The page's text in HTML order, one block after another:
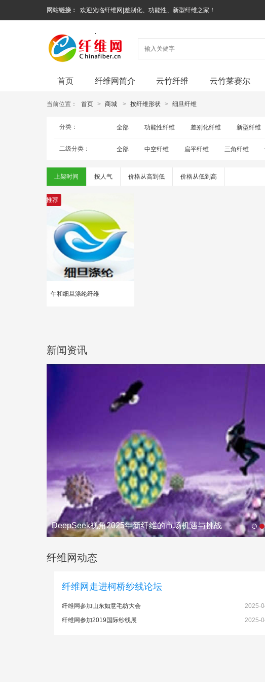
网站链接： 欢迎光临纤维网|差别化、功能性、新型纤维之家！
首页 纤维网简介 云竹纤维 云竹莱赛尔
当前位置： 首页 > 商城 > 按纤维形状 > 细旦纤维
分类： 全部 功能性纤维 差别化纤维 新型纤维
二级分类： 全部 中空纤维 扁平纤维 三角纤维
上架时间 按人气 价格从高到低 价格从低到高
推荐
午和细旦涤纶纤维
新闻资讯
DeepSeek视角2025年新纤维的市场机遇与挑战
纤维网动态
纤维网走进柯桥纱线论坛
2025-
纤维网参加山东如意毛纺大会
2025-
纤维网参加2019国际纱线展